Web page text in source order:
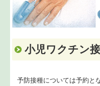
小児ワクチン
予防接種については予約と